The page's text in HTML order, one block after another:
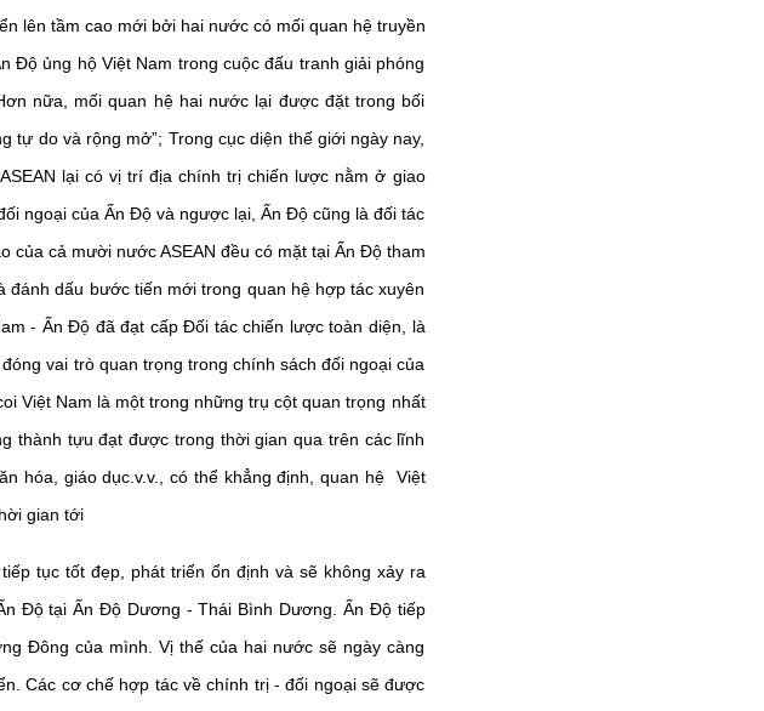
lên tầm cao mới bởi hai nước có mối quan hệ truyền
ủng hộ Việt Nam trong cuộc đấu tranh giải phóng
nữa, mối quan hệ hai nước lại được đặt trong bối
do và rộng mở”; Trong cục diện thế giới ngày nay,
lại có vị trí địa chính trị chiến lược nằm ở giao
ngoại của Ấn Độ và ngược lại, Ấn Độ cũng là đối tác
của cả mười nước ASEAN đều có mặt tại Ấn Độ tham
dấu bước tiến mới trong quan hệ hợp tác xuyên
- Ấn Độ đã đạt cấp Đối tác chiến lược toàn diện, là
vai trò quan trọng trong chính sách đối ngoại của
Việt Nam là một trong những trụ cột quan trọng nhất
thành tựu đạt được trong thời gian qua trên các lĩnh
hóa, giáo dục.v.v., có thể khẳng định, quan hệ Việt
gian tới
tục tốt đẹp, phát triển ổn định và sẽ không xảy ra
Độ tại Ấn Độ Dương - Thái Bình Dương. Ấn Độ tiếp
Đông của mình. Vị thế của hai nước sẽ ngày càng
Các cơ chế hợp tác về chính trị - đối ngoại sẽ được